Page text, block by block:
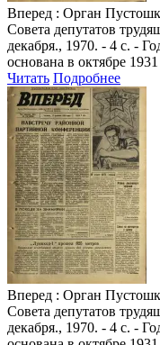
Вперед : Орган
Совета депутатов
декабря., 1970. - 4 с. -
основана в октябре 1931
Читать Подробнее
Вперед : Орган
Совета депутатов
декабря., 1970. - 4 с. -